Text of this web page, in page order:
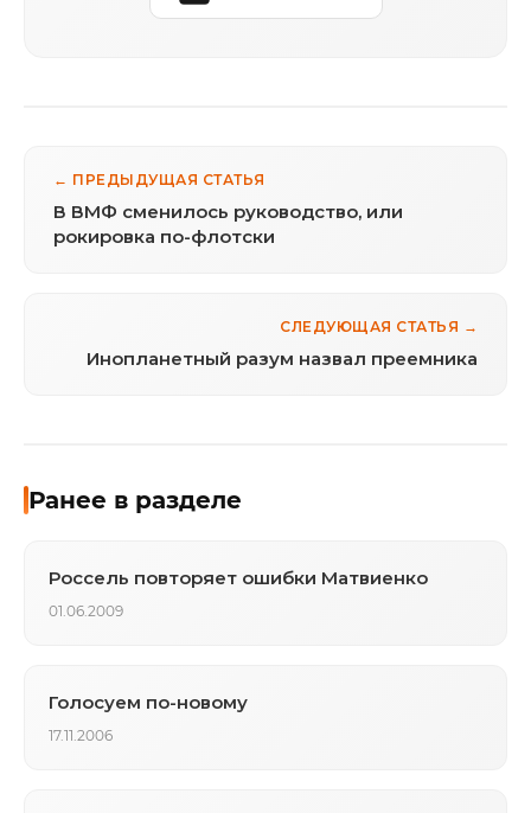
← ПРЕДЫДУЩАЯ СТАТЬЯ
В ВМФ сменилось руководство, или
рокировка по-флотски
СЛЕДУЮЩАЯ СТАТЬЯ →
Инопланетный разум назвал преемника
Ранее в разделе
Россель повторяет ошибки Матвиенко
01.06.2009
Голосуем по-новому
17.11.2006